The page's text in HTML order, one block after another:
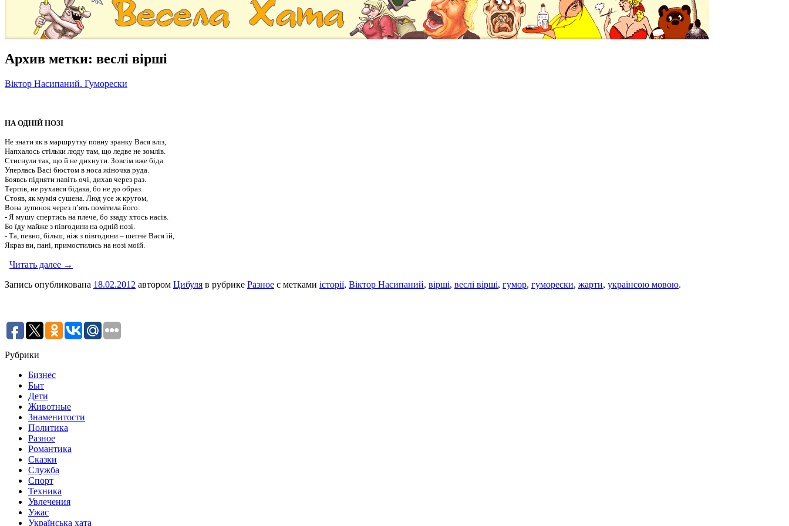
Архив метки: веслі вірші
Віктор Насипаний. Гуморески
НА ОДНІЙ НОЗІ
Не знати як в маршрутку повну зранку Вася вліз,
Напхалось стільки люду там, що ледве не зомлів.
Стиснули так, що й не дихнути. Зовсім вже біда.
Уперлась Васі бюстом в носа жіночка руда.
Боявсь підняти навіть очі, дихав через раз.
Терпів, не рухався бідака, бо не до образ.
Стояв, як мумія сушена. Люд усе ж кругом,
Вона зупинок через п’ять помітила його:
- Я мушу спертись на плече, бо ззаду хтось насів.
Бо їду майже з півгодини на одній нозі.
- Та, певно, більш, ніж з півгодини – шепче Вася їй,
Якраз ви, пані, примостились на нозі моїй.
Читать далее →
Запись опубликована 18.02.2012 автором Цибуля в рубрике Разное с метками історії, Віктор Насипаний, вірші, веслі вірші, гумор, гуморески, жарти, українсою мовою.
Рубрики
Бизнес
Быт
Дети
Животные
Знаменитости
Политика
Разное
Романтика
Сказки
Служба
Спорт
Техника
Увлечения
Ужас
Українська хата